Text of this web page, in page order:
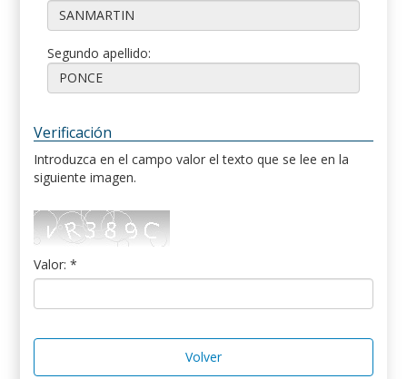
Segundo apellido:
Verificación
Introduzca en el campo valor el texto que se lee en la
siguiente imagen.
Valor: *
Volver